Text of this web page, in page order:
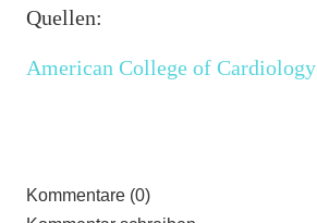
Quellen:
American College of Cardiology
Kommentare (0)